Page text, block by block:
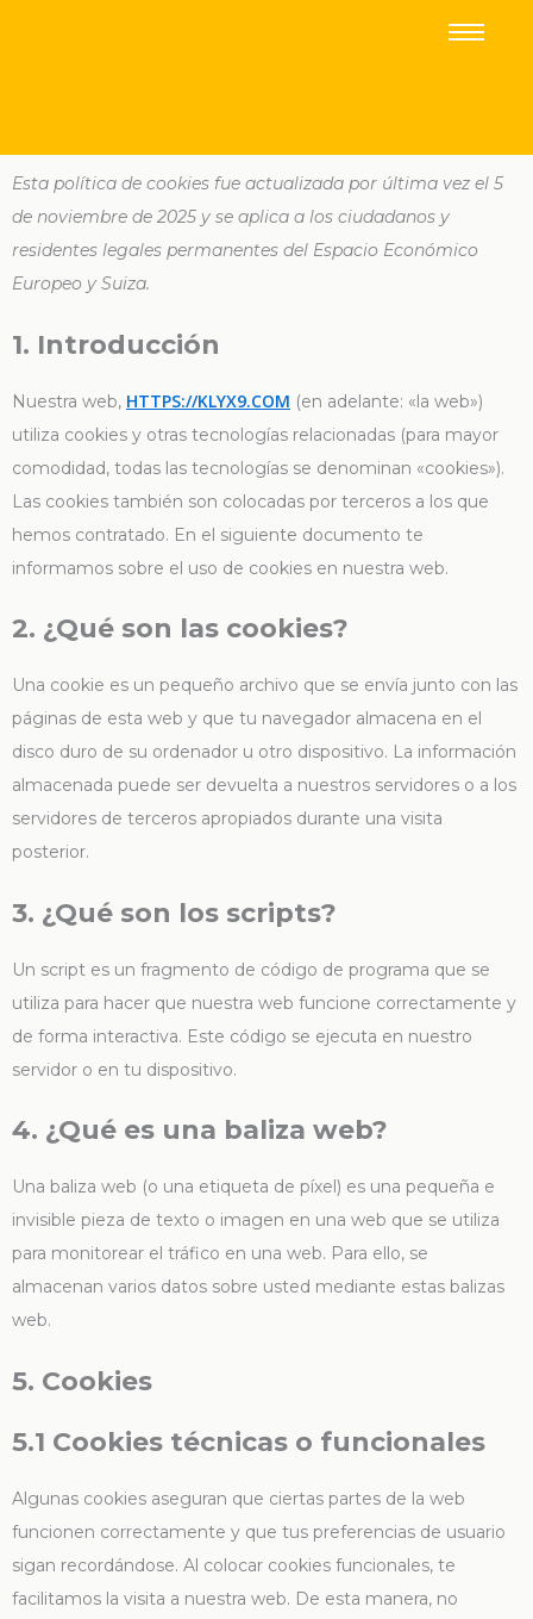
Esta política de cookies fue actualizada por última vez el 5
de noviembre de 2025 y se aplica a los ciudadanos y
residentes legales permanentes del Espacio Económico
Europeo y Suiza.
1. Introducción
Nuestra web, HTTPS://KLYX9.COM (en adelante: «la web»)
utiliza cookies y otras tecnologías relacionadas (para mayor
comodidad, todas las tecnologías se denominan «cookies»).
Las cookies también son colocadas por terceros a los que
hemos contratado. En el siguiente documento te
informamos sobre el uso de cookies en nuestra web.
2. ¿Qué son las cookies?
Una cookie es un pequeño archivo que se envía junto con las
páginas de esta web y que tu navegador almacena en el
disco duro de su ordenador u otro dispositivo. La información
almacenada puede ser devuelta a nuestros servidores o a los
servidores de terceros apropiados durante una visita
posterior.
3. ¿Qué son los scripts?
Un script es un fragmento de código de programa que se
utiliza para hacer que nuestra web funcione correctamente y
de forma interactiva. Este código se ejecuta en nuestro
servidor o en tu dispositivo.
4. ¿Qué es una baliza web?
Una baliza web (o una etiqueta de píxel) es una pequeña e
invisible pieza de texto o imagen en una web que se utiliza
para monitorear el tráfico en una web. Para ello, se
almacenan varios datos sobre usted mediante estas balizas
web.
5. Cookies
5.1 Cookies técnicas o funcionales
Algunas cookies aseguran que ciertas partes de la web
funcionen correctamente y que tus preferencias de usuario
sigan recordándose. Al colocar cookies funcionales, te
facilitamos la visita a nuestra web. De esta manera, no
Consent
service
Consent
service
elementor
Consent
service
intercom-
Consent
service
varios